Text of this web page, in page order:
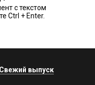
с текстом
Ctrl + Enter.
Свежий выпуск